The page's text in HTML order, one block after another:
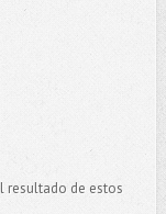
resultado de estos